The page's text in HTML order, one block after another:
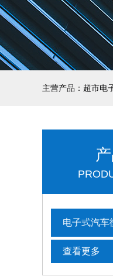
主营产品：超市电
电子式汽车
查看更多